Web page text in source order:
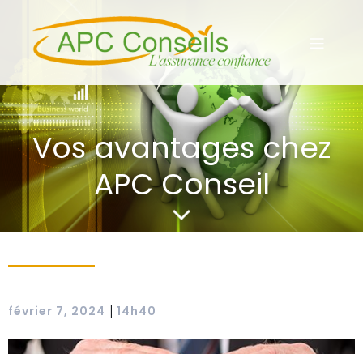
Vos avantages chez
APC Conseil
février 7, 2024 | 14h40